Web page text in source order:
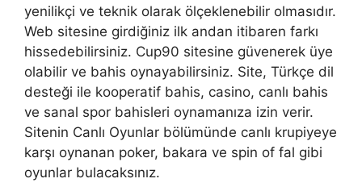
yenilikçi ve teknik olarak ölçeklenebilir olmasıdır.
Web sitesine girdiğiniz ilk andan itibaren farkı
hissedebilirsiniz. Cup90 sitesine güvenerek üye
olabilir ve bahis oynayabilirsiniz. Site, Türkçe dil
desteği ile kooperatif bahis, casino, canlı bahis
ve sanal spor bahisleri oynamanıza izin verir.
Sitenin Canlı Oyunlar bölümünde canlı krupiyeye
karşı oynanan poker, bakara ve spin of fal gibi
oyunlar bulacaksınız.